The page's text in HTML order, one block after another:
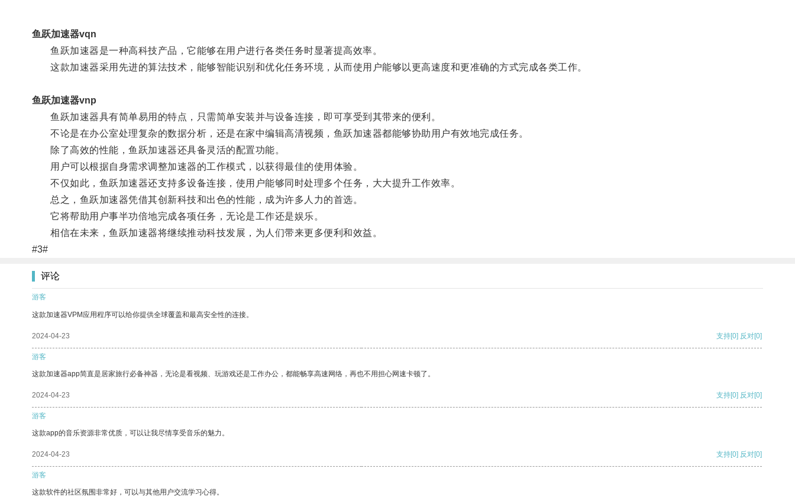
鱼跃加速器vqn
鱼跃加速器是一种高科技产品，它能够在用户进行各类任务时显著提高效率。
这款加速器采用先进的算法技术，能够智能识别和优化任务环境，从而使用户能够以更高速度和更准确的方式完成各类工作。
鱼跃加速器vnp
鱼跃加速器具有简单易用的特点，只需简单安装并与设备连接，即可享受到其带来的便利。
不论是在办公室处理复杂的数据分析，还是在家中编辑高清视频，鱼跃加速器都能够协助用户有效地完成任务。
除了高效的性能，鱼跃加速器还具备灵活的配置功能。
用户可以根据自身需求调整加速器的工作模式，以获得最佳的使用体验。
不仅如此，鱼跃加速器还支持多设备连接，使用户能够同时处理多个任务，大大提升工作效率。
总之，鱼跃加速器凭借其创新科技和出色的性能，成为许多人力的首选。
它将帮助用户事半功倍地完成各项任务，无论是工作还是娱乐。
相信在未来，鱼跃加速器将继续推动科技发展，为人们带来更多便利和效益。
#3#
评论
游客
这款加速器VPM应用程序可以给你提供全球覆盖和最高安全性的连接。
2024-04-23 支持[0] 反对[0]
游客
这款加速器app简直是居家旅行必备神器，无论是看视频、玩游戏还是工作办公，都能畅享高速网络，再也不用担心网速卡顿了。
2024-04-23 支持[0] 反对[0]
游客
这款app的音乐资源非常优质，可以让我尽情享受音乐的魅力。
2024-04-23 支持[0] 反对[0]
游客
这款软件的社区氛围非常好，可以与其他用户交流学习心得。